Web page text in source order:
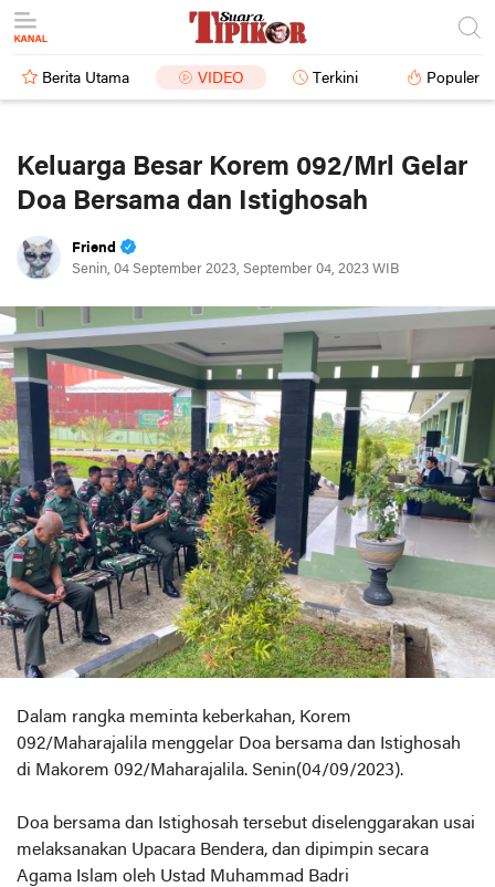
Berita Utama VIDEO Terkini Populer
Keluarga Besar Korem 092/Mrl Gelar
Doa Bersama dan Istighosah
Friend
Senin, 04 September 2023, September 04, 2023 WIB
Dalam rangka meminta keberkahan, Korem
092/Maharajalila menggelar Doa bersama dan Istighosah
di Makorem 092/Maharajalila. Senin(04/09/2023).
Doa bersama dan Istighosah tersebut diselenggarakan usai
melaksanakan Upacara Bendera, dan dipimpin secara
Agama Islam oleh Ustad Muhammad Badri